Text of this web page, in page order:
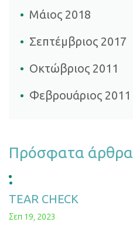
Μάιος 2018
Σεπτέμβριος 2017
Οκτώβριος 2011
Φεβρουάριος 2011
Πρόσφατα άρθρα
TEAR CHECK
Σεπ 19, 2023